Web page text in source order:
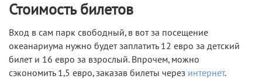
Стоимость билетов
Вход в сам парк свободный, в вот за посещение
океанариума нужно будет заплатить 12 евро за детский
билет и 16 евро за взрослый. Впрочем, можно
сэкономить 1,5 евро, заказав билеты через интернет.